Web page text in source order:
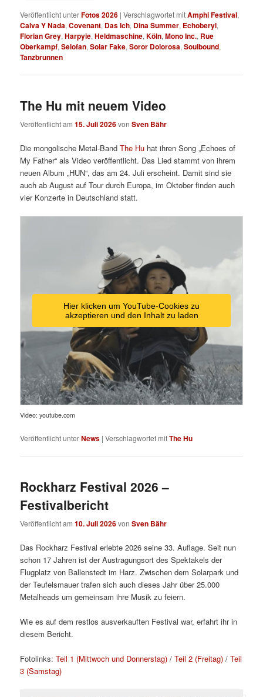
Veröffentlicht unterFotos 2026 |Verschlagwortet mitAmphi Festival,
Calva Y Nada,Covenant, Das Ich, Dina Summer, Echoberyl,
Florian Grey,Harpyie,Heldmaschine,Köln,Mono Inc., Rue
Oberkampf,Selofan,Solar Fake,Soror Dolorosa,Soulbound,
Tanzbrunnen
The Hu mit neuem Video
Veröffentlicht am15. Juli 2026vonSven Bähr
Die mongolische Metal-BandThe Hu hat ihren Song „Echoes of
My Father“ als Video veröffentlicht. Das Lied stammt von ihrem
neuen Album „HUN“, das am 24. Juli erscheint. Damit sind sie
auch ab August auf Tour durch Europa, im Oktober finden auch
vier Konzerte in Deutschland statt.
Hier klicken um YouTube-Cookies zu
akzeptieren und den Inhalt zu laden
Video: youtube.com
Veröffentlicht unterNews |Verschlagwortet mitThe Hu
Rockharz Festival 2026 –
Festivalbericht
Veröffentlicht am10. Juli 2026vonSven Bähr
Das Rockharz Festival erlebte 2026 seine 33. Auflage. Seit nun
schon 17 Jahren ist der Austragungsort des Spektakels der
Flugplatz von Ballenstedt im Harz. Zwischen dem Solarpark und
der Teufelsmauer trafen sich auch dieses Jahr über 25.000
Metalheads um gemeinsam ihre Musik zu feiern.
Wie es auf dem restlos ausverkauften Festival war, erfahrt ihr in
diesem Bericht.
Fotolinks:Teil 1 (Mittwoch und Donnerstag) /Teil 2 (Freitag) /Teil
3 (Samstag)